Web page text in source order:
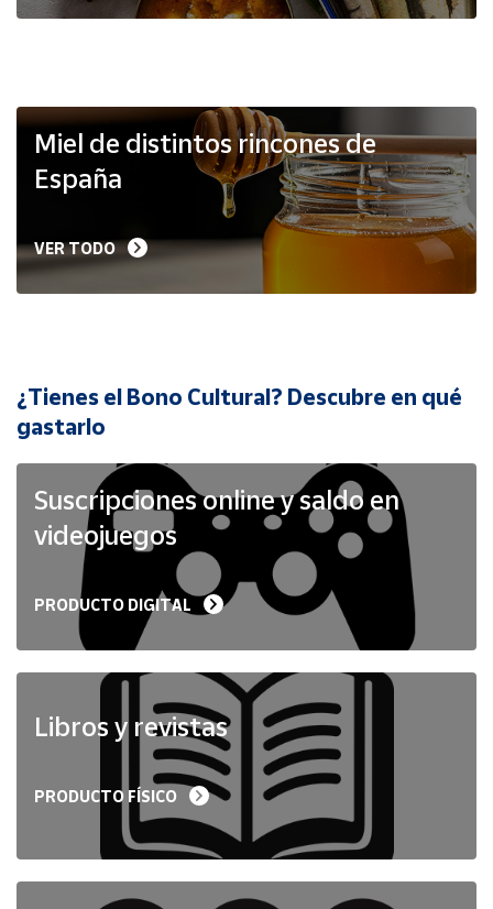
Vendedores
Mapa de
Hazte
vendedor
Cuenta
Ubicación
Península
Baleares
Melilla
Miel de distintos rincones de
España
VER TODO
¿Tienes el Bono Cultural? Descubre en qué
gastarlo
Suscripciones online y saldo en
videojuegos
PRODUCTO DIGITAL
Libros y revistas
PRODUCTO FÍSICO